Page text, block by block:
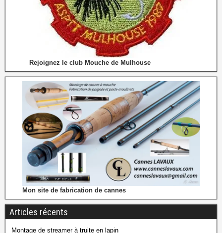
Rejoignez le club Mouche de Mulhouse
Mon site de fabrication de cannes
Articles récents
Montage de streamer à truite en lapin